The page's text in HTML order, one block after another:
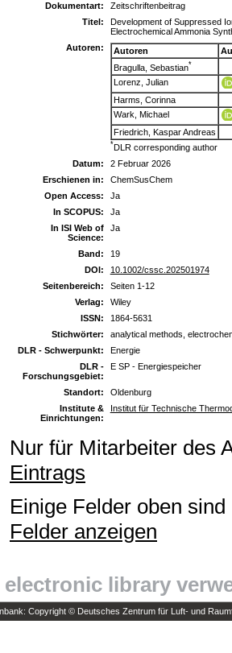
Dokumentart:
Zeitschriftenbeitrag
Titel:
Development of Suppressed
Electrochemical Ammonia
Autoren:
Autoren
Bragulla, Sebastian*
Lorenz, Julian
Harms, Corinna
Wark, Michael
Friedrich, Kaspar Andreas
*DLR corresponding author
Datum:
2 Februar 2026
Erschienen in:
ChemSusChem
Open Access:
Ja
In SCOPUS:
Ja
In ISI Web of
Science:
Ja
Band:
19
DOI:
10.1002/cssc.202501974
Seitenbereich:
Seiten 1-12
Verlag:
Wiley
ISSN:
1864-5631
Stichwörter:
analytical methods,
DLR - Schwerpunkt:
Energie
DLR -
Forschungsgebiet:
E SP - Energiespeicher
Standort:
Oldenburg
Institute &
Einrichtungen:
Institut für Technische
Nur für Mitarbeiter des
Eintrags
Einige Felder oben
Felder anzeigen
electronic library
Copyright © Deutsches Zentrum für Luft- und